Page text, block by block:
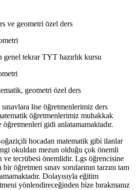
ve geometri özel ders
genel tekrar TYT hazırlık kursu
geometri özel ders
lise öğretmenlerimiz ders
öğretmenlerimiz muhakkak
gidi anlatamamaktadır.
hocadan matematik gibi ilanlar
okuldan mezun olduğu çok önemli
ve tecrübesi önemlidir. Lgs öğrencisine
öğretmen sınav sorularının tarzını tam
Dolayısıyla eğitim
yönlendireceğinden bize bırakmanız